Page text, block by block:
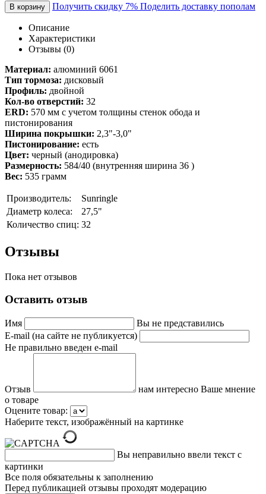
В корзину Получить скидку 7% Поделить доставку пополам
Описание
Характеристики
Отзывы (0)
Материал: алюминий 6061
Тип тормоза: дисковый
Профиль: двойной
Кол-во отверстий: 32
ERD: 570 мм с учетом толщины стенок обода и
пистонирования
Ширина покрышки: 2,3"-3,0"
Пистонирование: есть
Цвет: черный (анодировка)
Размерность: 584/40 (внутренняя ширина 36 )
Вес: 535 грамм
Производитель:
Sunringle
Диаметр колеса:
27,5"
Количество спиц: 32
Отзывы
Пока нет отзывов
Оставить отзыв
Имя
Вы не представились
E-mail (на сайте не публикуется)
Не правильно введен e-mail
Отзыв
нам интересно Ваше мнение
о товаре
Оцените товар:
Наберите текст, изображённый на картинке
Вы неправильно ввели текст с
картинки
Все поля обязательны к заполнению
Перед публикацией отзывы проходят модерацию